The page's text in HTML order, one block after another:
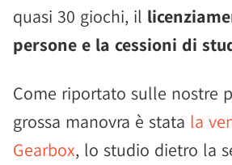
quasi 30 giochi, il
persone e la cessioni di
Come riportato sulle nostre
grossa manovra è stata la
Gearbox, lo studio dietro la